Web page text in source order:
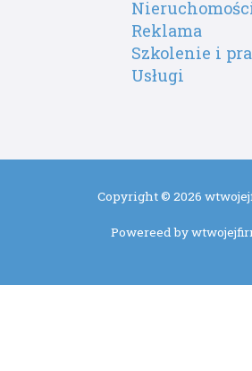
Reklama
Szkolenie i
Usługi
Copyright © 2026
Powereed by